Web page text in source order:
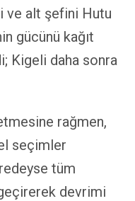
ve alt şefini Hutu
gücünü kağıt
Kigeli daha sonra
rağmen,
seçimler
tüm
devrimi